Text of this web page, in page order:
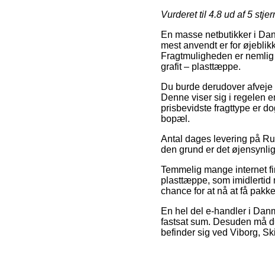
Vurderet til 4.8 ud af 5
En masse netbutikker i
mest anvendt er for
Fragtmuligheden er
grafit – plasttæppe.
Du burde derudover
Denne viser sig i regelen
prisbevidste fragttype er
bopæl.
Antal dages levering på
den grund er det
Temmelig mange internet
plasttæppe, som imidlertid
chance for at nå at få
En hel del e-handler i
fastsat sum. Desuden må
befinder sig ved Viborg,